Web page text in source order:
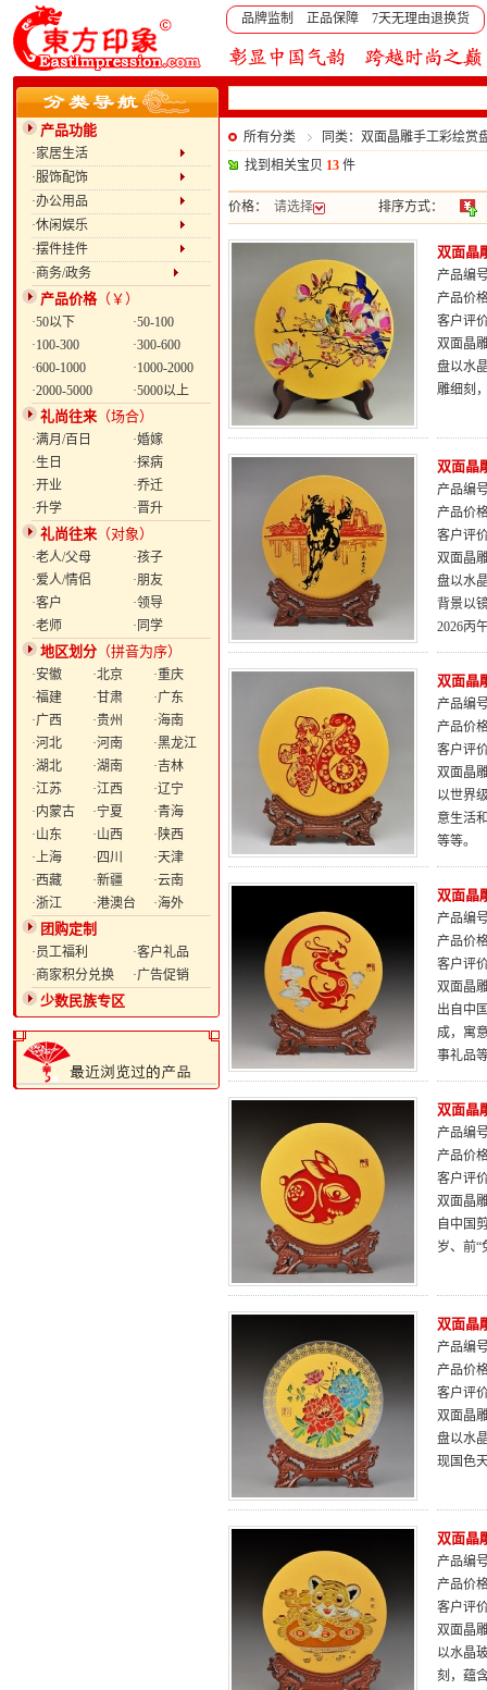
品牌监制 正品保障 7天无理由退换货
产品功能
·家居生活
·服饰配饰
·办公用品
·休闲娱乐
·摆件挂件
·商务/政务
产品价格（￥）
·50以下
·50-100
·100-300
·300-600
·600-1000
·1000-2000
·2000-5000
·5000以上
礼尚往来 （场合）
·满月/百日
·婚嫁
·生日
·探病
·开业
·乔迁
·升学
·晋升
礼尚往来 （对象）
·老人/父母
·孩子
·爱人/情侣
·朋友
·客户
·领导
·老师
·同学
地区划分 （拼音为序）
·安徽 ·北京
·重庆
·福建
·甘肃
·广东
·广西
·贵州
·海南
·河北
·河南
·黑龙江
·湖北
·湖南
·吉林
·江苏
·江西
·辽宁
·内蒙古
·宁夏
·青海
·山东
·山西
·陕西
·上海
·四川
·天津
·西藏
·新疆
·云南
·浙江
·港澳台 ·海外
团购定制
·员工福利
·客户礼品
·商家积分兑换
·广告促销
少数民族专区
所有分类
同类：双面晶雕手工彩绘赏
找到相关宝贝 13 件
价格： 请选择 排序方式：
双面晶
产品编
产品价
客户评
双面晶
盘以水
雕细刻
双面晶
产品编
产品价
客户评
双面晶
盘以水
背景以
2026丙
双面晶
产品编
产品价
客户评
双面晶
以世界
意生活
等等。
双面晶
产品编
产品价
客户评
双面晶
出自中
成，寓
事礼品
双面晶
产品编
产品价
客户评
双面晶
自中国
岁、前
双面晶
产品编
产品价
客户评
双面晶
盘以水
现国色
双面晶
产品编
产品价
客户评
双面晶
以水晶
刻，蕴